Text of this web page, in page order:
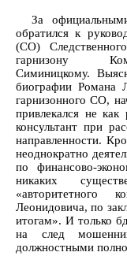
За
обратился к
(СО)
гарнизону
Симиницкому.
биографии Романа
гарнизонного СО,
привлекался не
консультант при
направленности.
неоднократно
по финансово-
никаких
«авторитетного
Леонидовича, по
итогам». И только
на след
должностными